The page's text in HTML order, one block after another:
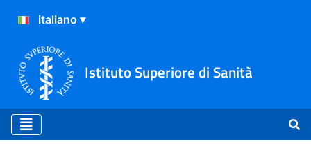
Istituto Superiore di Sanità